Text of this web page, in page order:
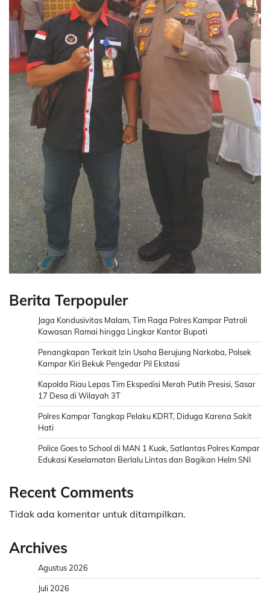
Berita Terpopuler
Jaga Kondusivitas Malam, Tim Raga Polres Kampar Patroli
Kawasan Ramai hingga Lingkar Kantor Bupati
Penangkapan Terkait Izin Usaha Berujung Narkoba, Polsek
Kampar Kiri Bekuk Pengedar Pil Ekstasi
Kapolda Riau Lepas Tim Ekspedisi Merah Putih Presisi, Sasar
17 Desa di Wilayah 3T
Polres Kampar Tangkap Pelaku KDRT, Diduga Karena Sakit
Hati
Police Goes to School di MAN 1 Kuok, Satlantas Polres Kampar
Edukasi Keselamatan Berlalu Lintas dan Bagikan Helm SNI
Recent Comments
Tidak ada komentar untuk ditampilkan.
Archives
Agustus 2026
Juli 2026